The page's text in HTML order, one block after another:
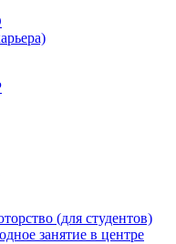
(для студентов)
занятие в центре